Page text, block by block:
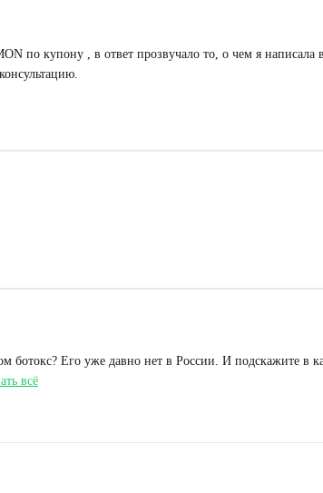
по купону , в ответ прозвучало то, о чем я
ботокс? Его уже давно нет в России. И подскажите в
всё